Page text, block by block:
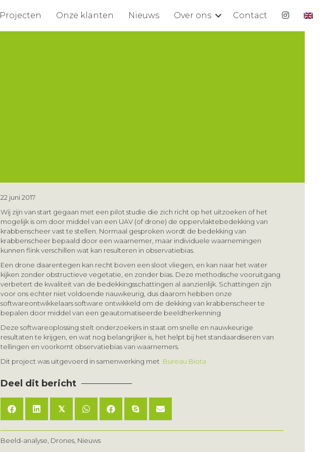
Projecten Onze klanten Nieuws Over ons Contact
Onderzoek bevestigt
effectiviteit van onze
21 november 2025
UK Seagrass
22 juni 2017
Wij zijn van start gegaan met een pilot studie die zich richt op het uitzoeken of het
mogelijk is om door middel van een UAV (of drone) de oppervlaktebedekking van
krabbenscheer vast te stellen. Normaal gesproken wordt de bedekking van
krabbenscheer bepaald door een waarnemer, maar individuele waarnemingen
kunnen flink verschillen wat kan resulteren in observatiebias.
Een drone daarentegen kan recht boven een sloot vliegen, en kan naar het water
kijken zonder obstructieve vegetatie, en zonder bias. Deze methodische vooruitgang
verbetert de kwaliteit van de bedekkingsschattingen al aanzienlijk. Schattingen zijn
voor ons echter niet voldoende nauwkeurig, dus daarom hebben onze
softwareontwikkelaars software ontwikkeld om de dekking van krabbenscheer te
bepalen door middel van een geautomatiseerde beeldherkenning
Deze softwareoplossing stelt onderzoekers in staat om snelle en nauwkeurige
resultaten te krijgen, en wat nog belangrijker is, het helpt bij het standaardiseren van
tellingen en voorkomt observatiebias van waarnemers.
Dit project was uitgevoerd in samenwerking met Bureau Biota
Deel dit bericht
𝕏
Beeld-analyse Drones Nieuws